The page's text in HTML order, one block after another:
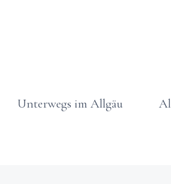
Unterwegs im Allgäu